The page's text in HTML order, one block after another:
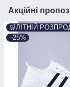
Акційні
🛒ЛІТНІЙ
–25%